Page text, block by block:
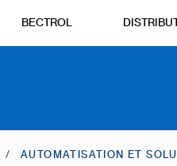
BECTROL
AUTOMATISATION ET